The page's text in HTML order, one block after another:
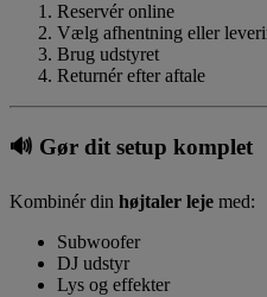
Reservér online
Vælg afhentning eller
Brug udstyret
Returnér efter aftale
🔊 Gør dit setup komplet
Kombinér din højtaler leje med:
Subwoofer
DJ udstyr
Lys og effekter